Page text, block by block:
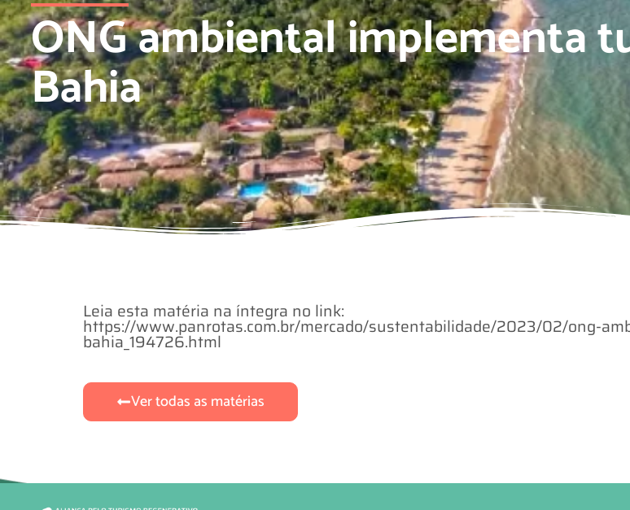
ONG ambiental implementa
Bahia
Leia esta matéria na íntegra no link:
https://www.panrotas.com.br/mercado/sustentabilidade/2023/02/ong-
bahia_194726.html
Ver todas as matérias